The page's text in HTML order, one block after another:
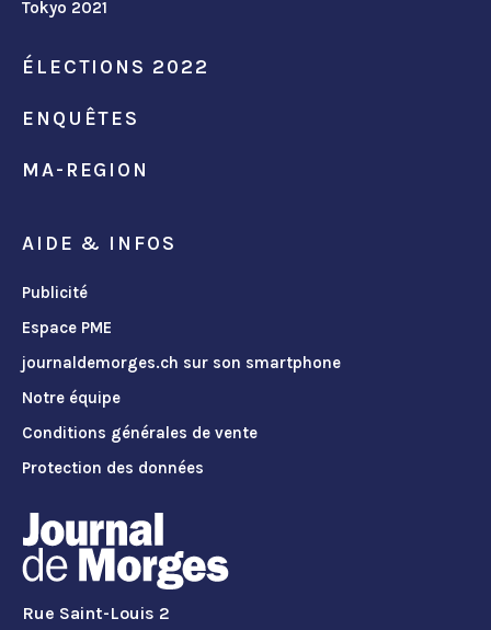
Tokyo 2021
ÉLECTIONS 2022
ENQUÊTES
MA-REGION
AIDE & INFOS
Publicité
Espace PME
journaldemorges.ch sur son smartphone
Notre équipe
Conditions générales de vente
Protection des données
Rue Saint-Louis 2